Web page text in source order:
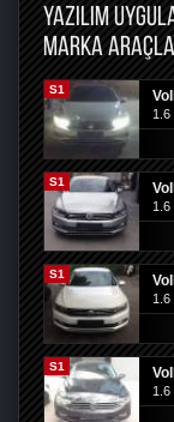
YAZILIM
MARKA
S1
1.6
S1
1.6
S1
1.6
S1
1.6